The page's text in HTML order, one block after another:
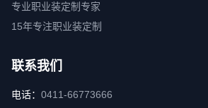
专业职业装定制专家
15年专注职业装定制
联系我们
电话： 0411-66773666